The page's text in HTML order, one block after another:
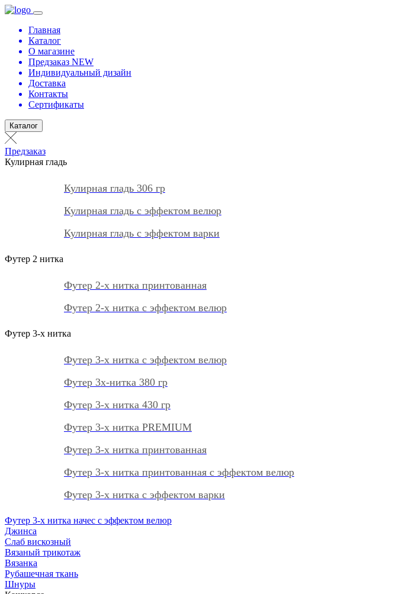
Главная
Каталог
О магазине
Предзаказ NEW
Индивидуальный дизайн
Доставка
Контакты
Сертификаты
Каталог
Предзаказ
Кулирная гладь
Кулирная гладь 306 гр
Кулирная гладь с эффектом велюр
Кулирная гладь с эффектом варки
Футер 2 нитка
Футер 2-х нитка принтованная
Футер 2-х нитка с эффектом велюр
Футер 3-х нитка
Футер 3-х нитка с эффектом велюр
Футер 3х-нитка 380 гр
Футер 3-х нитка 430 гр
Футер 3-х нитка PREMIUM
Футер 3-х нитка принтованная
Футер 3-х нитка принтованная с эффектом велюр
Футер 3-х нитка с эффектом варки
Футер 3-х нитка начес с эффектом велюр
Джинса
Слаб вискозный
Вязаный трикотаж
Вязанка
Рубашечная ткань
Шнуры